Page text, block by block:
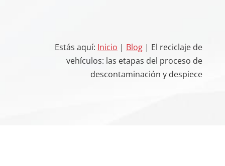
Estás aquí: Inicio | Blog | El reciclaje de
vehículos: las etapas del proceso de
descontaminación y despiece